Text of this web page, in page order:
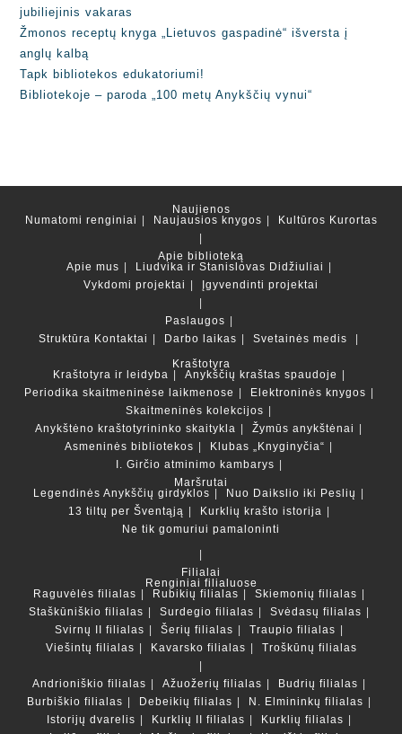
jubiliejinis vakaras
Žmonos receptų knyga „Lietuvos gaspadinė“ išversta į
anglų kalbą
Tapk bibliotekos edukatoriumi!
Bibliotekoje – paroda „100 metų Anykščių vynui“
Naujienos
Numatomi renginiai
Naujausios knygos Kultūros Kurortas
Apie biblioteką
Apie mus
Liudvika ir Stanislovas Didžiuliai
Vykdomi projektai
Įgyvendinti projektai
Paslaugos
Struktūra Kontaktai Darbo laikas
Svetainės medis
Kraštotyra
Kraštotyra ir leidyba
Anykščių kraštas spaudoje
Periodika skaitmeninėse laikmenose
Elektroninės knygos
Skaitmeninės kolekcijos
Anykštėno kraštotyrininko skaitykla
Žymūs anykštėnai
Asmeninės bibliotekos
Klubas „Knyginyčia“
I. Girčio atminimo kambarys
Maršrutai
Legendinės Anykščių girdyklos
Nuo Daikslio iki Peslių
13 tiltų per Šventąją
Kurklių krašto istorija
Ne tik gomuriui pamaloninti
Filialai
Renginiai filialuose
Raguvėlės filialas
Rubikių filialas
Skiemonių filialas
Staškūniškio filialas
Surdegio filialas
Svėdasų filialas
Svirnų II filialas
Šerių filialas
Traupio filialas
Viešintų filialas
Kavarsko filialas Troškūnų filialas
Andrioniškio filialas Ažuožerių filialas
Budrių filialas
Burbiškio filialas
Debeikių filialas
N. Elmininkų filialas
Istorijų dvarelis
Kurklių II filialas
Kurklių filialas